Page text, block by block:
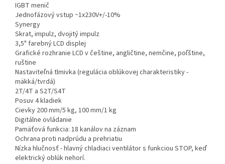
IGBT menič
Jednofázový vstup ~1x230V+/-10%
Synergy
Skrat, impulz, dvojitý impulz
3,5" farebný LCD displej
Grafické rozhranie LCD v češtine, angličtine, nemčine, poľštine,
ruštine
Nastaviteľná tlmivka (regulácia oblúkovej charakteristiky -
mäkká/tvrdá)
2T/4T a S2T/S4T
Posuv 4 kladiek
Cievky 200 mm/5 kg, 100 mm/1 kg
Digitálne ovládanie
Pamäťová funkcia: 18 kanálov na záznam
Ochrana proti nadprúdu a prehriatiu
Nízka hlučnosť - hlavný chladiaci ventilátor s funkciou STOP, keď
elektrický oblúk nehorí.